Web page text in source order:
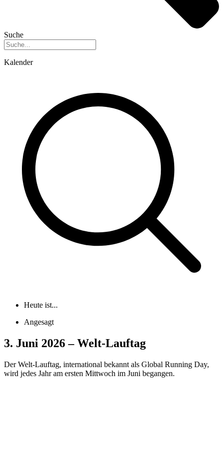
Suche
Kalender
Heute ist...
Angesagt
3. Juni 2026 – Welt-Lauftag
Der Welt-Lauftag, international bekannt als Global Running Day,
wird jedes Jahr am ersten Mittwoch im Juni begangen.